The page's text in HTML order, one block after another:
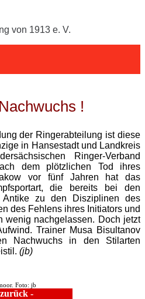
von 1913 e. V.
!
der Ringerabteilung ist diese
in Hansestadt und Landkreis
Ringer-Verband
dem plötzlichen Tod ihres
vor fünf Jahren hat das
die bereits bei den
zu den Disziplinen des
des Fehlens ihres Initiators und
wenig nachgelassen. Doch jetzt
Trainer Musa Bisultanov
Nachwuchs in den Stilarten
(jb)
Foto: jb
-